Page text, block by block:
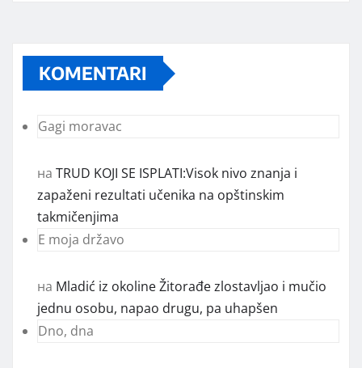
KOMENTARI
Gagi moravac
на TRUD KOJI SE ISPLATI:Visok nivo znanja i
zapaženi rezultati učenika na opštinskim
takmičenjima
E moja državo
на Mladić iz okoline Žitorađe zlostavljao i mučio
jednu osobu, napao drugu, pa uhapšen
Dno, dna